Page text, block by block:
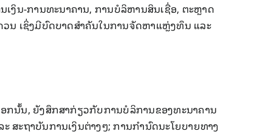
ງິນ-ການ​ທະນາຄານ, ການ​ບໍລິຫານ​​​ສິນເຊື່ອ, ຕະຫຼາດ
ນ​ ເຊິ່ງມີ​ບົດບາດສຳຄັນ​ໃນ​​ການ​ຈັດຫາ​​ແຫຼ່ງ​ທຶນ​​ ​ແລະ
ນັ້ນ, ຍັງ​ສຶກສາ​ກ່ຽວ​ກັບການ​ບໍລິການ​ຂອງ​ທະນາຄານ
ສະ​ຖາ​ບັນ​ການ​ເງິນ​ຕ່າງໆ; ການ​ກໍາ​ນົດ​ນະ​ໂຍບາຍ​ທາງ​